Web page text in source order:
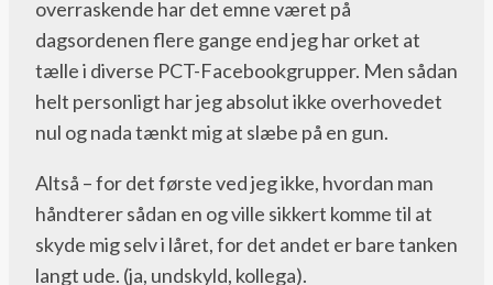
overraskende har det emne været på
dagsordenen flere gange end jeg har orket at
tælle i diverse PCT-Facebookgrupper. Men sådan
helt personligt har jeg absolut ikke overhovedet
nul og nada tænkt mig at slæbe på en gun.
Altså – for det første ved jeg ikke, hvordan man
håndterer sådan en og ville sikkert komme til at
skyde mig selv i låret, for det andet er bare tanken
langt ude. (ja, undskyld, kollega).